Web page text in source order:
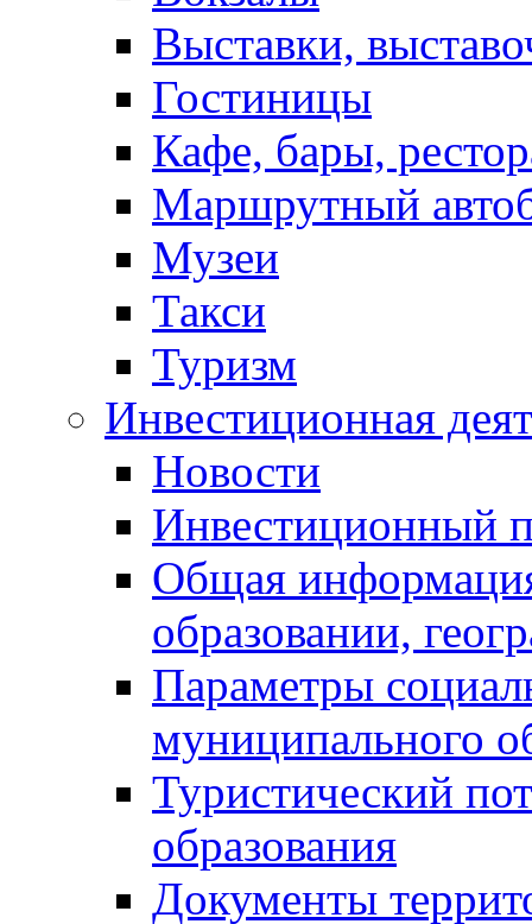
Выставки,
Гостиницы
Кафе, бары,
Маршрутный
Музеи
Такси
Туризм
Инвестиционная
Новости
Инвестиционный
Общая
образовании,
Параметры
муниципального
Туристический
образования
Документы